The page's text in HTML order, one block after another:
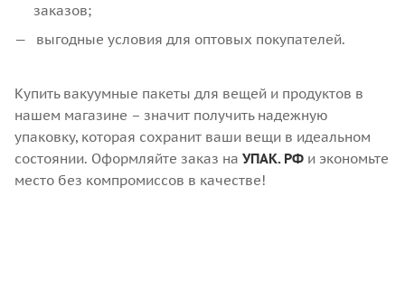
заказов;
выгодные условия для оптовых покупателей.
Купить вакуумные пакеты для вещей и продуктов в
нашем магазине – значит получить надежную
упаковку, которая сохранит ваши вещи в идеальном
состоянии. Оформляйте заказ на УПАК. РФ и экономьте
место без компромиссов в качестве!